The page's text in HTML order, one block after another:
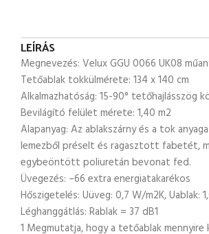
LEÍRÁS
Megnevezés: Velux GGU 0066 UK08
Tetőablak tokkülmérete: 134 x 140 cm
Alkalmazhatóság: 15-90° tetőhajlásszög
Bevilágító felület mérete: 1,40 m2
Alapanyag: Az ablakszárny és a tok
lemezből préselt és ragasztott fabetét,
egybeöntött poliuretán bevonat fed.
Üvegezés: –66 extra energiatakarékos
Hőszigetelés: Uüveg: 0,7 W/m2K, Uablak:
Léghanggátlás: Rablak = 37 dB1
1 Megmutatja, hogy a tetőablak